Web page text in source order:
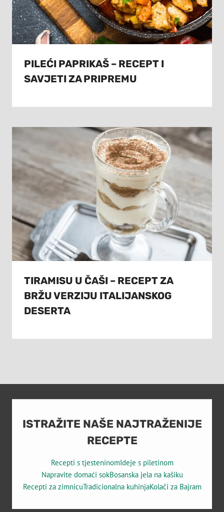
PILEĆI PAPRIKAŠ – RECEPT I
SAVJETI ZA PRIPREMU
TIRAMISU U ČAŠI – RECEPT ZA
BRŽU VERZIJU ITALIJANSKOG
DESERTA
ISTRAŽITE NAŠE NAJTRAŽENIJE
RECEPTE
Recepti s tjesteninomIdeje s piletinom
Napravite domaći sokBosanska jela na kašiku
Recepti za zimnicuTradicionalna kuhinjaKolači za Bajram